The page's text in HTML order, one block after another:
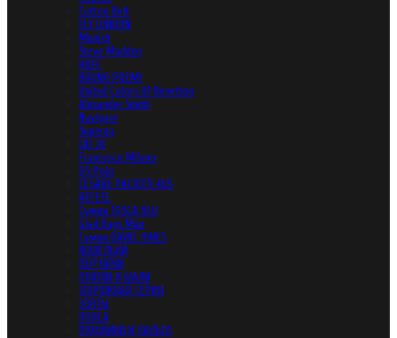
Cotton Belt
FLY LONDON
Munich
Steve Madden
HOFF
BRUNO PREMI
United Colors Of Benetton
Alexander Smith
Navigare
Superga
LIU JO
Francesco Milano
US Polo
CESARE PACIOTTI 4US
REFEEL
Сумки TOSCA BLU
Glad Bags Man
Сумки DAVID JONES
КОШЕЛЬКИ
ПЕРЧАТКИ
ПЛАТКИ И ШАЛИ
ДОРОЖНАЯ СЕРИЯ
ЗОНТЫ
ПОЯСА
ПУХОВИКИ И ПАЛЬТО